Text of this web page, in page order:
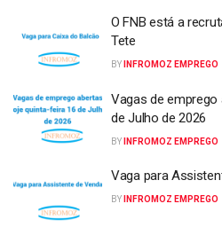
O FNB está a
Tete
BY INFROMOZ EMPREGO
Vagas de
de Julho de 2026
BY INFROMOZ EMPREGO
Vaga para
BY INFROMOZ EMPREGO